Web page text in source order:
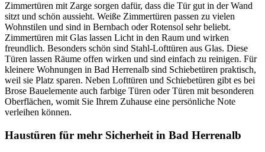
Zimmertüren mit Zarge sorgen dafür, dass die Tür gut in der Wand
sitzt und schön aussieht. Weiße Zimmertüren passen zu vielen
Wohnstilen und sind in Bernbach oder Rotensol sehr beliebt.
Zimmertüren mit Glas lassen Licht in den Raum und wirken
freundlich. Besonders schön sind Stahl-Lofttüren aus Glas. Diese
Türen lassen Räume offen wirken und sind einfach zu reinigen. Für
kleinere Wohnungen in Bad Herrenalb sind Schiebetüren praktisch,
weil sie Platz sparen. Neben Lofttüren und Schiebetüren gibt es bei
Brose Bauelemente auch farbige Türen oder Türen mit besonderen
Oberflächen, womit Sie Ihrem Zuhause eine persönliche Note
verleihen können.
Haustüren für mehr Sicherheit in Bad Herrenalb